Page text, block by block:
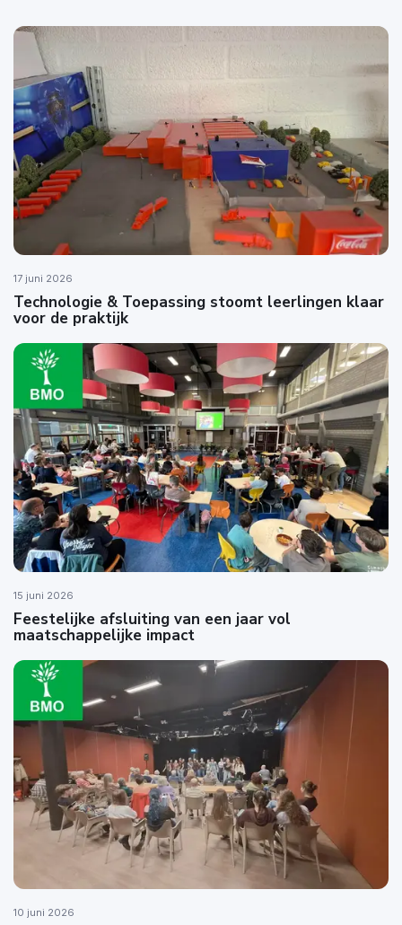
17 juni 2026
Technologie & Toepassing stoomt leerlingen klaar
voor de praktijk
15 juni 2026
Feestelijke afsluiting van een jaar vol
maatschappelijke impact
10 juni 2026